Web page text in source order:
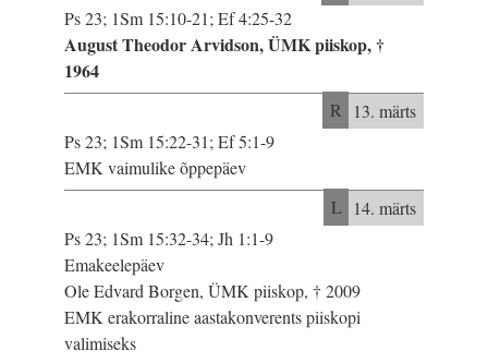
Ps 23; 1Sm 15:10-21; Ef 4:25-32
August Theodor Arvidson, ÜMK piiskop, †
1964
R
13. märts
Ps 23; 1Sm 15:22-31; Ef 5:1-9
EMK vaimulike õppepäev
L 14. märts
Ps 23; 1Sm 15:32-34; Jh 1:1-9
Emakeelepäev
Ole Edvard Borgen, ÜMK piiskop, † 2009
EMK erakorraline aastakonverents piiskopi
valimiseks